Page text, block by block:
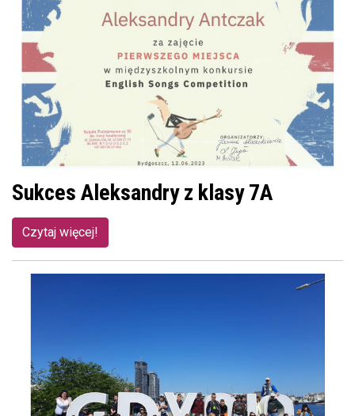
Sukces Aleksandry z klasy 7A
Czytaj więcej!